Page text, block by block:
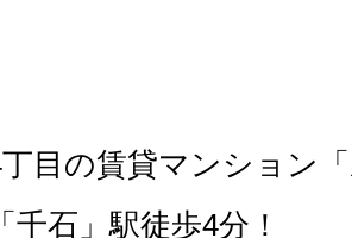
目の賃貸マンション
千石」駅徒歩4分！